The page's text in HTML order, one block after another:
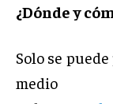
¿Dónde y
Solo se